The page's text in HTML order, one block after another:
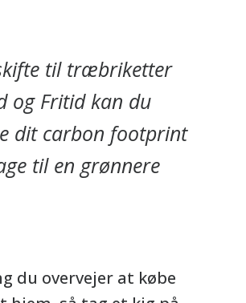
til træbriketter
og Fritid kan du
dit carbon footprint
til en grønnere
du overvejer at købe